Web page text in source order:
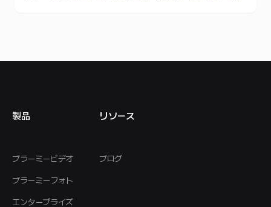
製品
ブラーミービデオ
ブラーミーフォト
エンタープライズ
リソース
ブログ